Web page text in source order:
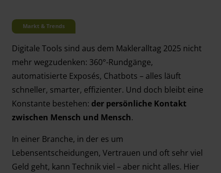
Markt & Trends
Digitale Tools sind aus dem Makleralltag 2025 nicht
mehr wegzudenken: 360°-Rundgänge,
automatisierte Exposés, Chatbots – alles läuft
schneller, smarter, effizienter. Und doch bleibt eine
Konstante bestehen: der persönliche Kontakt
zwischen Mensch und Mensch.
In einer Branche, in der es um
Lebensentscheidungen, Vertrauen und oft sehr viel
Geld geht, kann Technik viel – aber nicht alles. Hier